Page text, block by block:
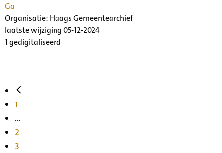
Ga
Organisatie: Haags Gemeentearchief
laatste wijziging 05-12-2024
1 gedigitaliseerd
1
...
2
3